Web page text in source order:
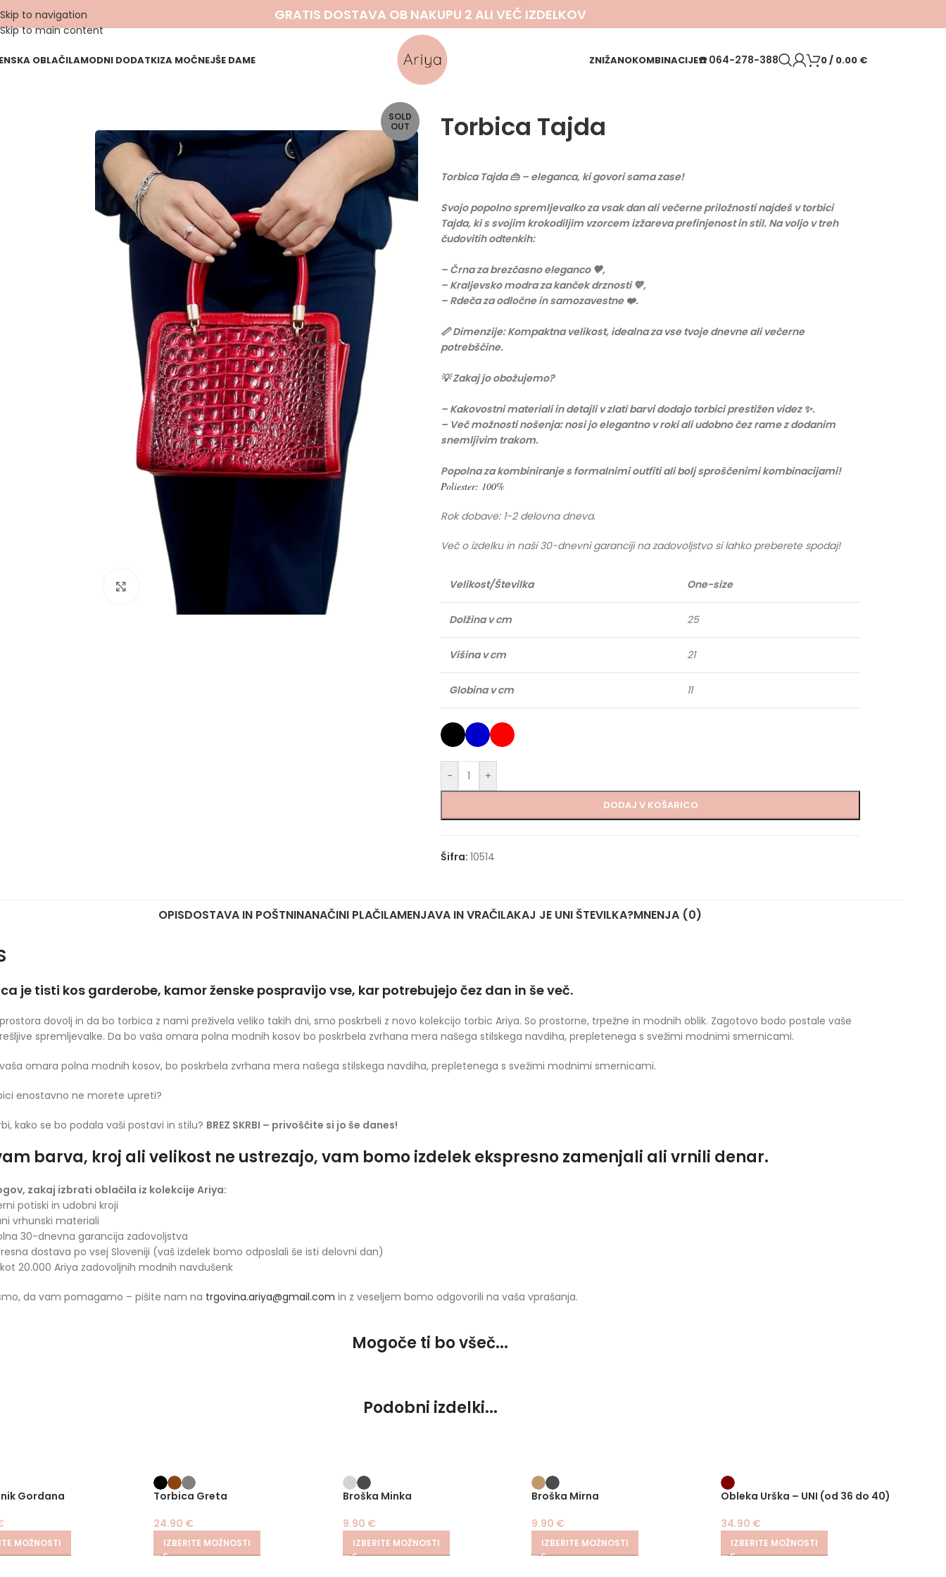
Skip to navigation
Skip to main content
GRATIS DOSTAVA OB NAKUPU 2 ALI VEČ IZDELKOV
OBLAČILAMODNI DODATKIZA MOČNEJŠE DAME ZNIŽANOKOMBINACIJE☎️064-278-388 0/ 0.00 €
SOLD
OUT
Click to enlarge
Torbica Tajda
Torbica Tajda 👜 – eleganca, ki govori sama zase!
Svojo popolno spremljevalko za vsak dan ali večerne priložnosti najdeš v torbici
Tajda, ki s svojim krokodiljim vzorcem izžareva prefinjenost in stil. Na voljo v treh
čudovitih odtenkih:
– Črna za brezčasno eleganco 🖤,
– Kraljevsko modra za kanček drznosti 💙,
– Rdeča za odločne in samozavestne ❤️.
📏 Dimenzije: Kompaktna velikost, idealna za vse tvoje dnevne ali večerne
potrebščine.
💡 Zakaj jo obožujemo?
– Kakovostni materiali in detajli v zlati barvi dodajo torbici prestižen videz ✨.
– Več možnosti nošenja: nosi jo elegantno v roki ali udobno čez rame z dodanim
snemljivim trakom.
Popolna za kombiniranje s formalnimi outfiti ali bolj sproščenimi kombinacijami!
Poliester: 100%
Rok dobave: 1-2 delovna dneva.
Več o izdelku in naši 30-dnevni garanciji na zadovoljstvo si lahko preberete spodaj!
Velikost/Številka One-size
Dolžina v cm 25
Višina v cm 21
Globina v cm 11
- +
DODAJ V KOŠARICO
Šifra: 10514
OPISDOSTAVA IN POŠTNINANAČINI PLAČILAMENJAVA IN VRAČILAKAJ JE UNI ŠTEVILKA?MNENJA (0)
je tisti kos garderobe, kamor ženske pospravijo vse, kar potrebujejo čez dan in še več.
dovolj in da bo torbica z nami preživela veliko takih dni, smo poskrbeli z novo kolekcijo torbic Ariya. So prostorne, trpežne in modnih oblik. Zagotovo bodo postale vaše
spremljevalke. Da bo vaša omara polna modnih kosov bo poskrbela zvrhana mera našega stilskega navdiha, prepletenega s svežimi modnimi smernicami.
omara polna modnih kosov, bo poskrbela zvrhana mera našega stilskega navdiha, prepletenega s svežimi modnimi smernicami.
enostavno ne morete upreti?
kako se bo podala vaši postavi in stilu? BREZ SKRBI – privoščite si jo še danes!
barva, kroj ali velikost ne ustrezajo, vam bomo izdelek ekspresno zamenjali ali vrnili denar.
zakaj izbrati oblačila iz kolekcije Ariya:
potiski in udobni kroji
vrhunski materiali
30-dnevna garancija zadovoljstva
dostava po vsej Sloveniji (vaš izdelek bomo odposlali še isti delovni dan)
20.000 Ariya zadovoljnih modnih navdušenk
da vam pomagamo – pišite nam na trgovina.ariya@gmail.com in z veseljem bomo odgovorili na vaša vprašanja.
Mogoče ti bo všeč...
Podobni izdelki...
Gordana
MOŽNOSTI
Torbica Greta
24.90 €
IZBERITE MOŽNOSTI
Broška Minka
9.90 €
IZBERITE MOŽNOSTI
Broška Mirna
9.90 €
IZBERITE MOŽNOSTI
Obleka Urška – UNI (od 36 do 40)
34.90 €
IZBERITE MOŽNOSTI